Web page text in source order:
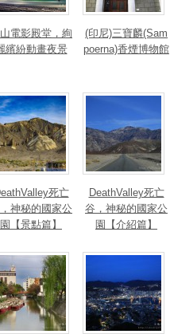
電影殿堂，絢
繽紛動畫夜景
(印尼)三寶麟(Sam
poerna)香煙博物館
死亡
神秘的國家公
園【景點篇】
DeathValley死亡
谷，神秘的國家公
園【介紹篇】